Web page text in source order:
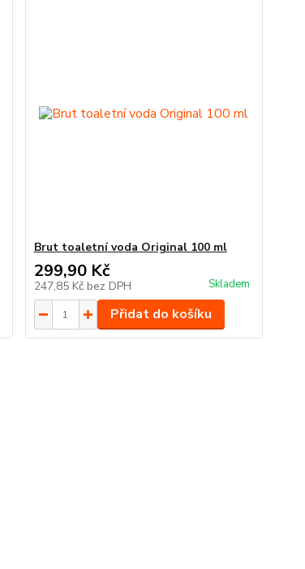
Brut toaletní voda Original 100 ml
299,90 Kč
247,85 Kč bez DPH Skladem
Přidat do košíku